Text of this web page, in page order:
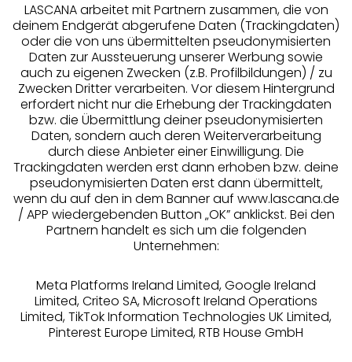
Services
Beratung
Über uns
Rechtliches
Alle Preise inkl. MwSt., zzgl.
Versandkosten
LASCANA arbeitet mit Partnern zusammen, die von
deinem Endgerät abgerufene Daten (Trackingdaten)
oder die von uns übermittelten pseudonymisierten
Daten zur Aussteuerung unserer Werbung sowie
auch zu eigenen Zwecken (z.B. Profilbildungen) / zu
Zwecken Dritter verarbeiten. Vor diesem Hintergrund
erfordert nicht nur die Erhebung der Trackingdaten
bzw. die Übermittlung deiner pseudonymisierten
Daten, sondern auch deren Weiterverarbeitung
durch diese Anbieter einer Einwilligung. Die
Trackingdaten werden erst dann erhoben bzw. deine
pseudonymisierten Daten erst dann übermittelt,
wenn du auf den in dem Banner auf www.lascana.de
/ APP wiedergebenden Button „OK” anklickst. Bei den
Partnern handelt es sich um die folgenden
Unternehmen:
Meta Platforms Ireland Limited, Google Ireland
Limited, Criteo SA, Microsoft Ireland Operations
Limited, TikTok Information Technologies UK Limited,
Pinterest Europe Limited, RTB House GmbH